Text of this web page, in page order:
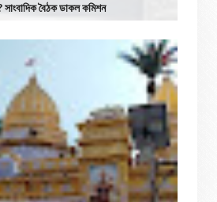
বৈঠক ডাকল কমিশন